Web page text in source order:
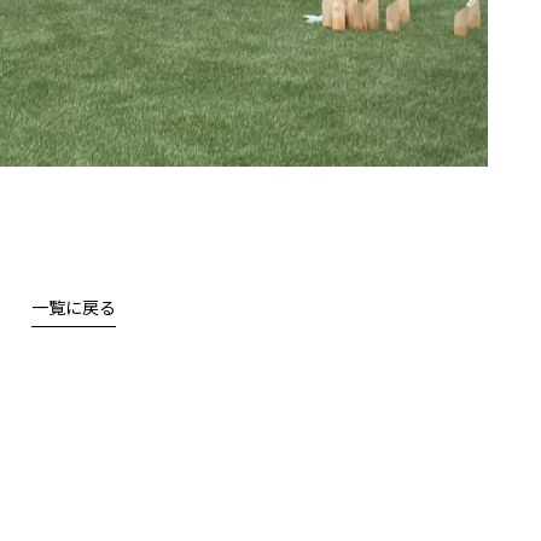
一覧に戻る